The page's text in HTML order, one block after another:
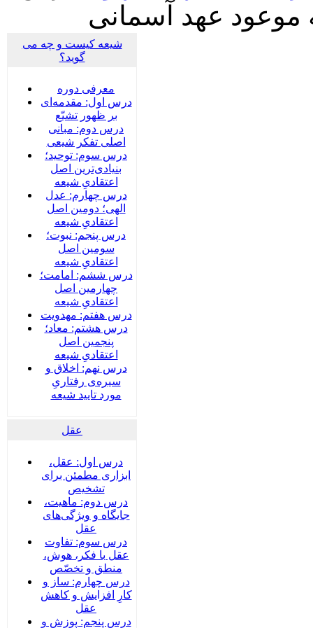
موعود عهد آسمانی
شیعه کیست و چه می
گوید؟
معرفی دوره
درس اول: مقدمه‌ای
بر ظهور تشیّع
درس دوم: مبانی
اصلی تفکر شیعی
درس سوم: توحید؛
بنیادی‌‌ترین اصل
اعتقادیِ شیعه
درس چهارم: عدل
الهی؛ دومین اصل
اعتقادیِ شیعه
درس پنجم: نبوت؛
سومین اصل
اعتقادیِ شیعه
درس ششم: امامت؛
چهارمین اصل
اعتقادیِ شیعه
درس هفتم: مهدویت
درس هشتم: معاد؛
پنجمین اصل
اعتقادیِ شیعه
درس نهم: اخلاق و
سیره‌ی رفتاریِ
مورد تایید شیعه
عقل
درس اول: عقل،
ابزاری مطمئن برای
تشخیص
درس دوم: ماهیت،
جایگاه و ویژگی‌های
عقل
درس سوم: تفاوت
عقل با فکر، هوش،
منطق و تخصّص
درس چهارم: ساز و
کارِ افزایش و کاهش
عقل
درس پنجم: پوزش و